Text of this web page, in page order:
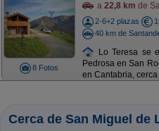
8 Fotos
a 22,8 km de
2-6+2 plazas
40 km de
Lo Teresa se
Pedrosa en San
en Cantabria,
Cerca de San Miguel de